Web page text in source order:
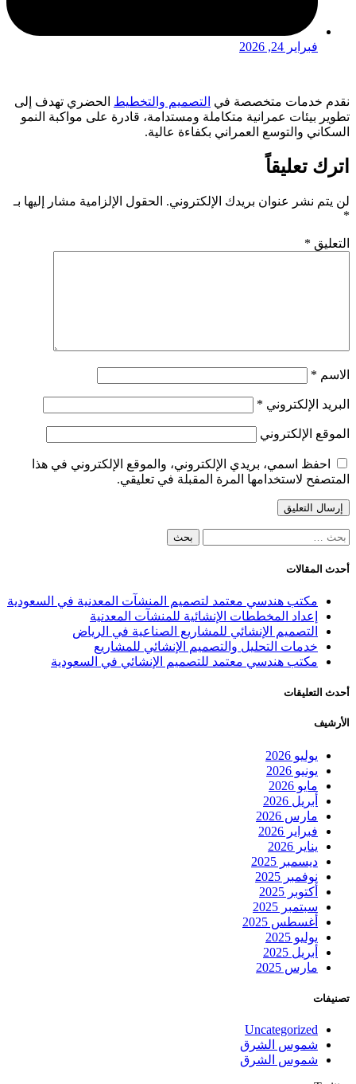
فبراير 24, 2026
نقدم خدمات متخصصة في التصميم والتخطيط الحضري تهدف إلى
تطوير بيئات عمرانية متكاملة ومستدامة، قادرة على مواكبة النمو
السكاني والتوسع العمراني بكفاءة عالية.
اترك تعليقاً
لن يتم نشر عنوان بريدك الإلكتروني. الحقول الإلزامية مشار إليها بـ
*
التعليق *
الاسم *
البريد الإلكتروني *
الموقع الإلكتروني
احفظ اسمي، بريدي الإلكتروني، والموقع الإلكتروني في هذا
المتصفح لاستخدامها المرة المقبلة في تعليقي.
البحث
أحدث المقالات
مكتب هندسي معتمد لتصميم المنشآت المعدنية في السعودية
إعداد المخططات الإنشائية للمنشآت المعدنية
التصميم الإنشائي للمشاريع الصناعية في الرياض
خدمات التحليل والتصميم الإنشائي للمشاريع
مكتب هندسي معتمد للتصميم الإنشائي في السعودية
أحدث التعليقات
الأرشيف
يوليو 2026
يونيو 2026
مايو 2026
أبريل 2026
مارس 2026
فبراير 2026
يناير 2026
ديسمبر 2025
نوفمبر 2025
أكتوبر 2025
سبتمبر 2025
أغسطس 2025
يوليو 2025
أبريل 2025
مارس 2025
تصنيفات
Uncategorized
شموس الشرق
شموس الشرق